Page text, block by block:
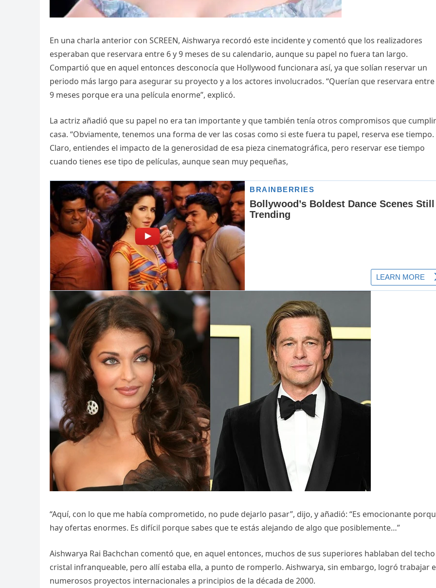
En una charla anterior con SCREEN, Aishwarya recordó este incidente y comentó que los realizadores
esperaban que reservara entre 6 y 9 meses de su calendario, aunque su papel no fuera tan largo.
Compartió que en aquel entonces desconocía que Hollywood funcionara así, ya que solían reservar un
periodo más largo para asegurar su proyecto y a los actores involucrados. “Querían que reservara entre
9 meses porque era una película enorme”, explicó.
La actriz añadió que su papel no era tan importante y que también tenía otros compromisos que
casa. “Obviamente, tenemos una forma de ver las cosas como si este fuera tu papel, reserva ese tiempo.
Claro, entiendes el impacto de la generosidad de esa pieza cinematográfica, pero reservar ese tiempo
cuando tienes ese tipo de películas, aunque sean muy pequeñas,
“Aquí, con lo que me había comprometido, no pude dejarlo pasar”, dijo, y añadió: “Es emocionante
hay ofertas enormes. Es difícil porque sabes que te estás alejando de algo que posiblemente…”
Aishwarya Rai Bachchan comentó que, en aquel entonces, muchos de sus superiores hablaban del
cristal infranqueable, pero allí estaba ella, a punto de romperlo. Aishwarya, sin embargo, logró trabajar
numerosos proyectos internacionales a principios de la década de 2000.